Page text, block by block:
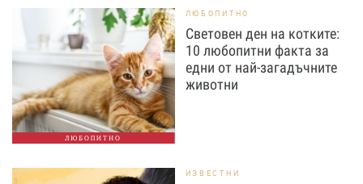
ЛЮБОПИТНО
ЛЮБОПИТНО
Световен ден на котките:
10 любопитни факта за
едни от най-загадъчните
животни
ИЗВЕСТНИ